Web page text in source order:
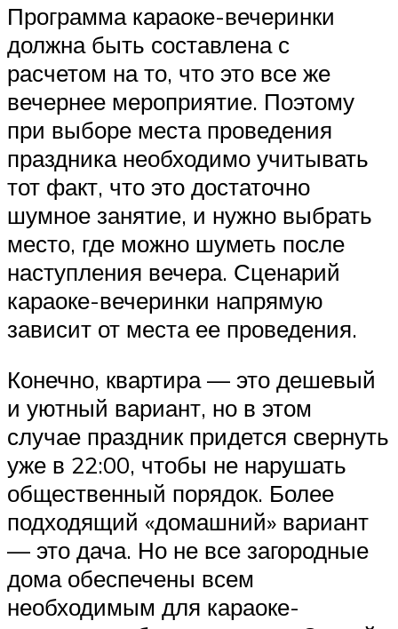
Программа караоке-вечеринки
должна быть составлена с
расчетом на то, что это все же
вечернее мероприятие. Поэтому
при выборе места проведения
праздника необходимо учитывать
тот факт, что это достаточно
шумное занятие, и нужно выбрать
место, где можно шуметь после
наступления вечера. Сценарий
караоке-вечеринки напрямую
зависит от места ее проведения.
Конечно, квартира — это дешевый
и уютный вариант, но в этом
случае праздник придется свернуть
уже в 22:00, чтобы не нарушать
общественный порядок. Более
подходящий «домашний» вариант
— это дача. Но не все загородные
дома обеспечены всем
необходимым для караоке-